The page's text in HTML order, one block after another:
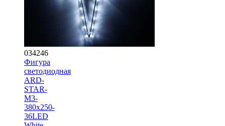
034246
Фигура
cветодиодная
ARD-
STAR-
M3-
380x250-
36LED